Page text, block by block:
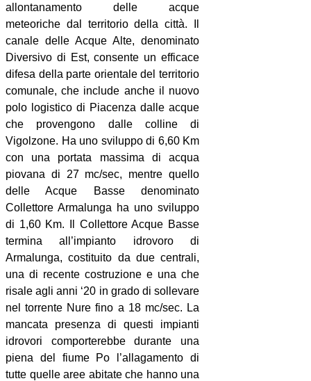
allontanamento delle acque
meteoriche dal territorio della città. Il
canale delle Acque Alte, denominato
Diversivo di Est, consente un efficace
difesa della parte orientale del territorio
comunale, che include anche il nuovo
polo logistico di Piacenza dalle acque
che provengono dalle colline di
Vigolzone. Ha uno sviluppo di 6,60 Km
con una portata massima di acqua
piovana di 27 mc/sec, mentre quello
delle Acque Basse denominato
Collettore Armalunga ha uno sviluppo
di 1,60 Km. Il Collettore Acque Basse
termina all’impianto idrovoro di
Armalunga, costituito da due centrali,
una di recente costruzione e una che
risale agli anni ‘20 in grado di sollevare
nel torrente Nure fino a 18 mc/sec. La
mancata presenza di questi impianti
idrovori comporterebbe durante una
piena del fiume Po l’allagamento di
tutte quelle aree abitate che hanno una